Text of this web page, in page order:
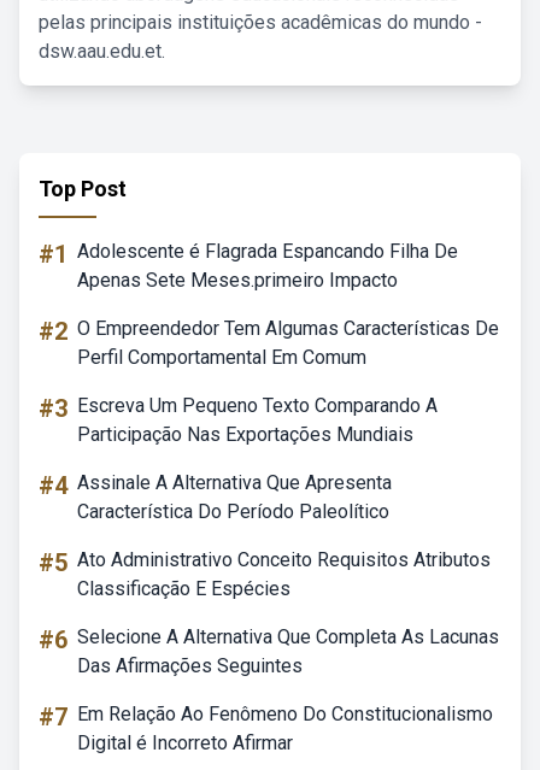
pelas principais instituições acadêmicas do mundo -
dsw.aau.edu.et.
Top Post
#1 Adolescente é Flagrada Espancando Filha De
Apenas Sete Meses.primeiro Impacto
#2 O Empreendedor Tem Algumas Características De
Perfil Comportamental Em Comum
#3 Escreva Um Pequeno Texto Comparando A
Participação Nas Exportações Mundiais
#4 Assinale A Alternativa Que Apresenta
Característica Do Período Paleolítico
#5 Ato Administrativo Conceito Requisitos Atributos
Classificação E Espécies
#6 Selecione A Alternativa Que Completa As Lacunas
Das Afirmações Seguintes
#7 Em Relação Ao Fenômeno Do Constitucionalismo
Digital é Incorreto Afirmar